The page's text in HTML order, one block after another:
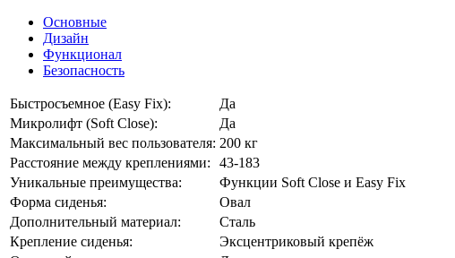
Основные
Дизайн
Функционал
Безопасность
Быстросъемное (Easy Fix):
Да
Микролифт (Soft Close):
Да
Максимальный вес пользователя: 200 кг
Расстояние между креплениями:
43-183
Уникальные преимущества:
Функции Soft Close и Easy Fix
Форма сиденья:
Овал
Дополнительный материал:
Сталь
Крепление сиденья:
Эксцентриковый крепёж